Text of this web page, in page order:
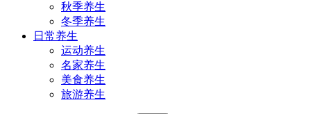
秋季养生
冬季养生
日常养生
运动养生
名家养生
美食养生
旅游养生